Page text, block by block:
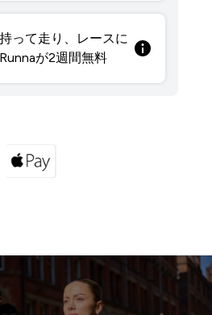
って走り、レースに
が2週間無料